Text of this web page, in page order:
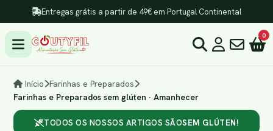
Entregas grátis a partir de 49€ em Portugal Continental
0
Início Farinhas e Preparados
Farinhas e Preparados sem glúten · Amanhecer
TODOS OS NOSSOS ARTIGOS SÃOSEM GLÚTEN!